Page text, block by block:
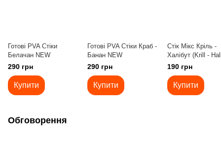
Готові PVA Стіки
Белачан NEW
290 грн
Купити
Готові PVA Стіки Краб -
Банан NEW
290 грн
Купити
Стік Мікс Кріль -
Халібут (Krill -
190 грн
Купити
Обговорення